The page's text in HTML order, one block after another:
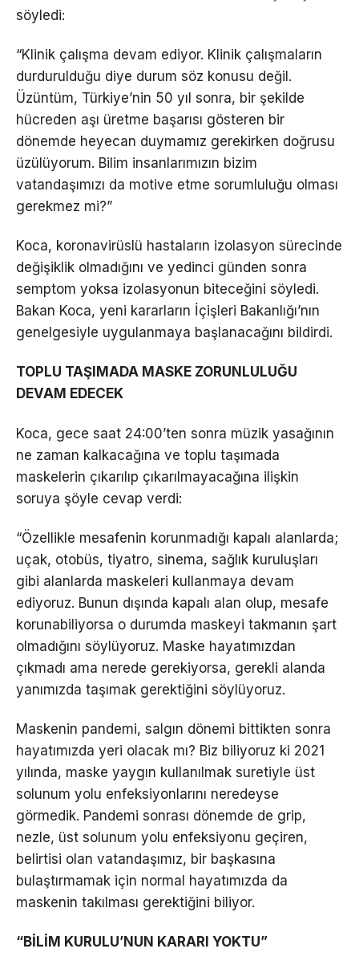
söyledi:
“Klinik çalışma devam ediyor. Klinik çalışmaların
durdurulduğu diye durum söz konusu değil.
Üzüntüm, Türkiye’nin 50 yıl sonra, bir şekilde
hücreden aşı üretme başarısı gösteren bir
dönemde heyecan duymamız gerekirken doğrusu
üzülüyorum. Bilim insanlarımızın bizim
vatandaşımızı da motive etme sorumluluğu olması
gerekmez mi?”
Koca, koronavirüslü hastaların izolasyon sürecinde
değişiklik olmadığını ve yedinci günden sonra
semptom yoksa izolasyonun biteceğini söyledi.
Bakan Koca, yeni kararların İçişleri Bakanlığı’nın
genelgesiyle uygulanmaya başlanacağını bildirdi.
TOPLU TAŞIMADA MASKE ZORUNLULUĞU
DEVAM EDECEK
Koca, gece saat 24:00’ten sonra müzik yasağının
ne zaman kalkacağına ve toplu taşımada
maskelerin çıkarılıp çıkarılmayacağına ilişkin
soruya şöyle cevap verdi:
“Özellikle mesafenin korunmadığı kapalı alanlarda;
uçak, otobüs, tiyatro, sinema, sağlık kuruluşları
gibi alanlarda maskeleri kullanmaya devam
ediyoruz. Bunun dışında kapalı alan olup, mesafe
korunabiliyorsa o durumda maskeyi takmanın şart
olmadığını söylüyoruz. Maske hayatımızdan
çıkmadı ama nerede gerekiyorsa, gerekli alanda
yanımızda taşımak gerektiğini söylüyoruz.
Maskenin pandemi, salgın dönemi bittikten sonra
hayatımızda yeri olacak mı? Biz biliyoruz ki 2021
yılında, maske yaygın kullanılmak suretiyle üst
solunum yolu enfeksiyonlarını neredeyse
görmedik. Pandemi sonrası dönemde de grip,
nezle, üst solunum yolu enfeksiyonu geçiren,
belirtisi olan vatandaşımız, bir başkasına
bulaştırmamak için normal hayatımızda da
maskenin takılması gerektiğini biliyor.
“BİLİM KURULU’NUN KARARI YOKTU”